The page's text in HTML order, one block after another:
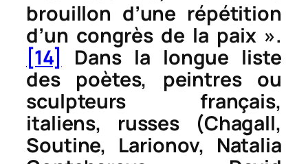
brouillon d’une répétition
d’un congrès de la paix ».
[14]
Dans la longue liste
des poètes, peintres ou
sculpteurs français,
italiens, russes (Chagall,
Soutine, Larionov, Natalia